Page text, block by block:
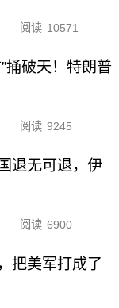
阅读 10571
捅破天！特朗普
阅读 9245
退无可退，伊
阅读 6900
把美军打成了